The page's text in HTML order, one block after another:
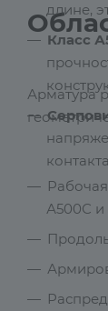
длине,
Класс
Арматура
А500С и